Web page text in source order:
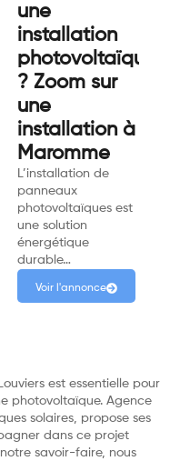
une
installation
photovoltaïque
? Zoom sur
une
installation à
Maromme
L’installation de
panneaux
photovoltaïques est
une solution
énergétique
durable…
Voir l'annonce
est essentielle pour
photovoltaïque. Agence
solaires, propose ses
dans ce projet
savoir-faire, nous